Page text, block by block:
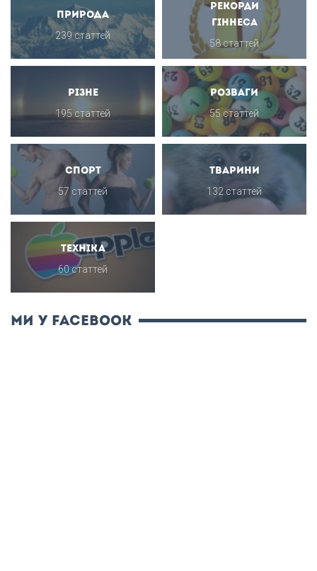
Природа
239 статтей
Рекорди
Гіннеса
58 статтей
Різне
195 статтей
Розваги
55 статтей
Спорт
57 статтей
Тварини
132 статтей
Техніка
60 статтей
ми у Facebook